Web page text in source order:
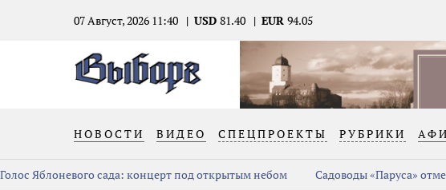
07 Август, 2026 11:40 USD 81.40 EUR 94.05
НОВОСТИ ВИДЕО СПЕЦПРОЕКТЫ РУБРИКИ
Голос Яблоневого сада: концерт под открытым небом Садоводы «Паруса»